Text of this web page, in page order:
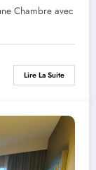
Chambre avec
Lire La Suite